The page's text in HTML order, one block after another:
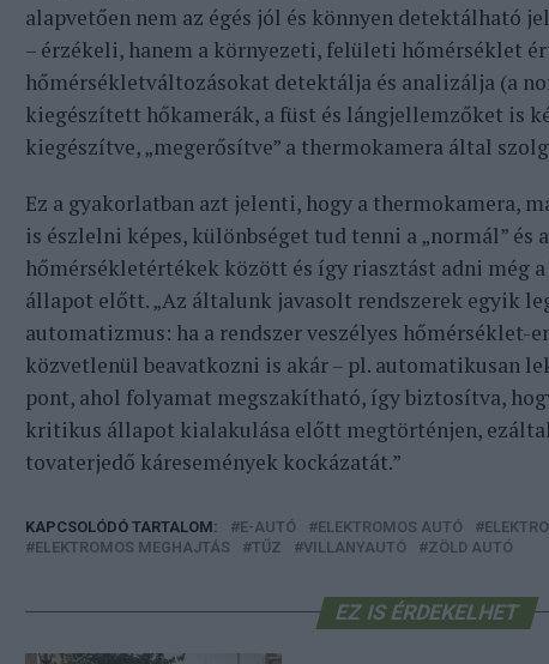
alapvetően nem az égés jól és könnyen detektálható
– érzékeli, hanem a környezeti, felületi hőmérséklet
hőmérsékletváltozásokat detektálja és analizálja (a
kiegészített hőkamerák, a füst és lángjellemzőket is
kiegészítve, „megerősítve” a thermokamera által
Ez a gyakorlatban azt jelenti, hogy a thermokamera,
is észlelni képes, különbséget tud tenni a „normál” és
hőmérsékletértékek között és így riasztást adni még
állapot előtt. „Az általunk javasolt rendszerek egyik
automatizmus: ha a rendszer veszélyes hőmérséklet-
közvetlenül beavatkozni is akár – pl. automatikusan
pont, ahol folyamat megszakítható, így biztosítva,
kritikus állapot kialakulása előtt megtörténjen,
tovaterjedő káresemények kockázatát.”
KAPCSOLÓDÓ TARTALOM: E-AUTÓ ELEKTROMOS AUTÓ
ELEKTROMOS MEGHAJTÁS
TŰZ VILLANYAUTÓ ZÖLD AUTÓ
EZ IS ÉRDEKELHET